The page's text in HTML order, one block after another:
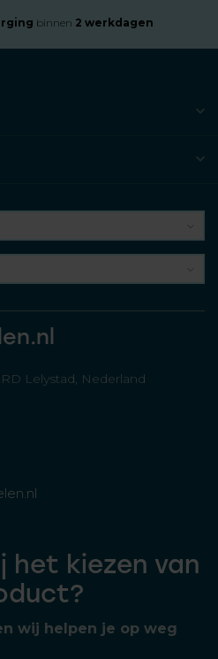
Gratis
Lelystad, Nederland
het kiezen van
wij helpen je op weg